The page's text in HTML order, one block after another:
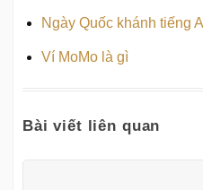
Ngày Quốc khánh tiếng
Ví MoMo là gì
Bài viết liên quan